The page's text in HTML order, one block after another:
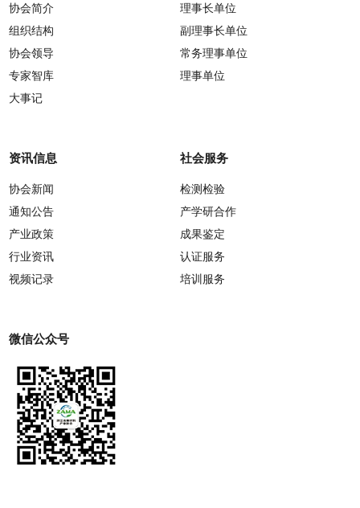
协会简介
组织结构
协会领导
专家智库
大事记
理事长单位
副理事长单位
常务理事单位
理事单位
资讯信息
协会新闻
通知公告
产业政策
行业资讯
视频记录
社会服务
检测检验
产学研合作
成果鉴定
认证服务
培训服务
微信公众号